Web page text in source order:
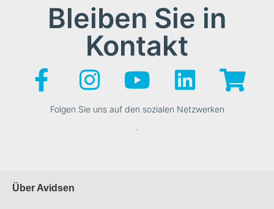
Bleiben Sie in
Kontakt
Folgen Sie uns auf den sozialen Netzwerken
.
Über Avidsen